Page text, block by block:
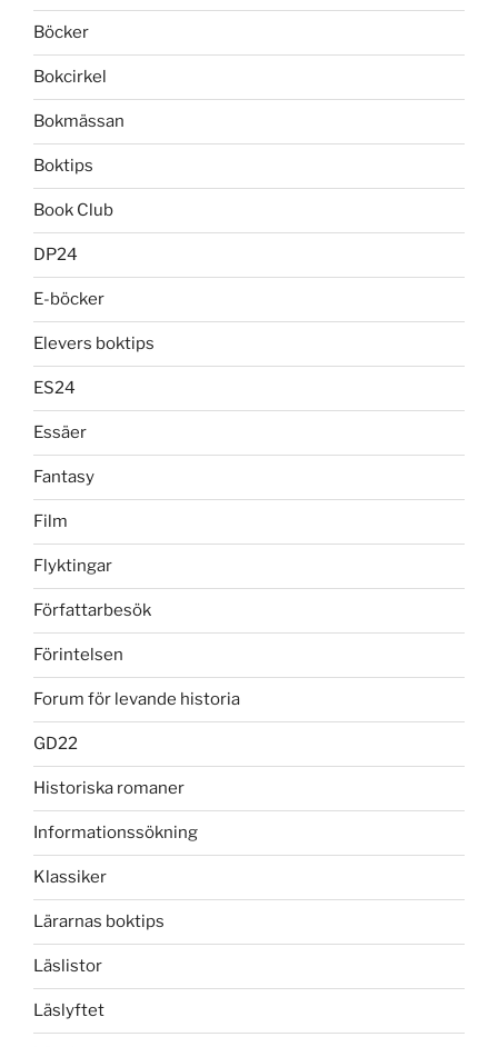
Böcker
Bokcirkel
Bokmässan
Boktips
Book Club
DP24
E-böcker
Elevers boktips
ES24
Essäer
Fantasy
Film
Flyktingar
Författarbesök
Förintelsen
Forum för levande historia
GD22
Historiska romaner
Informationssökning
Klassiker
Lärarnas boktips
Läslistor
Läslyftet